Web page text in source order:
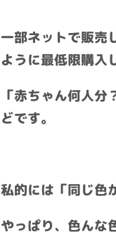
一部ネットで販売
ように最低限購入
「赤ちゃん何人
どです。
私的には「同じ色
やっぱり、色んな